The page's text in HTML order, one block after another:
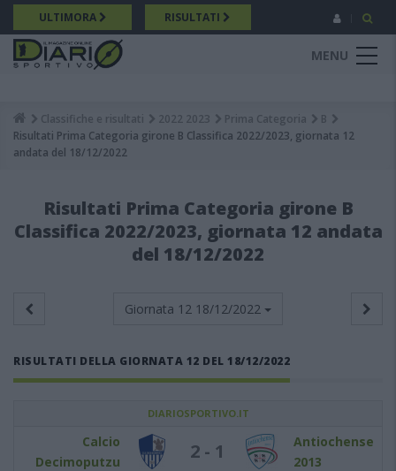
Salta
al
contenuto
principale
ULTIMORA RISULTATI
MENU
Breadcrumb
Classifiche e risultati 2022 2023 Prima Categoria
B
Risultati Prima Categoria girone B Classifica 2022/2023, giornata 12
andata del 18/12/2022
Risultati Prima Categoria girone B
Classifica 2022/2023, giornata 12 andata
del 18/12/2022
Giornata 12 18/12/2022
RISULTATI DELLA GIORNATA 12 DEL 18/12/2022
DIARIOSPORTIVO.IT
Calcio
Decimoputzu
2 - 1
Antiochense
2013